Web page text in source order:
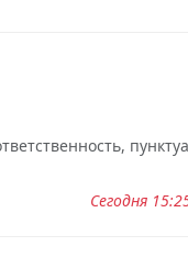
Сегодня